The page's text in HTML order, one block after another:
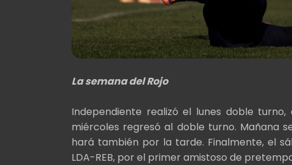
La semana del Rojo
Independiente realizó el lunes doble
miércoles regresó al doble turno. Mañana
hará también por la tarde. Finalmente, el
LDA-REB, por el primer amistoso de